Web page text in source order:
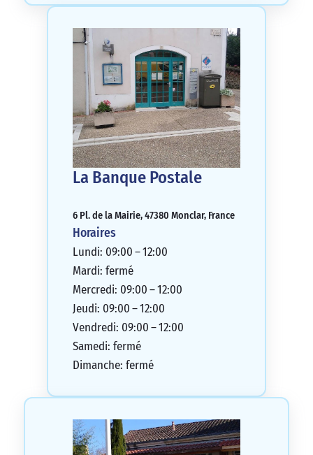
La Banque Postale
6 Pl. de la Mairie, 47380 Monclar, France
Horaires
Lundi: 09:00 – 12:00
Mardi: fermé
Mercredi: 09:00 – 12:00
Jeudi: 09:00 – 12:00
Vendredi: 09:00 – 12:00
Samedi: fermé
Dimanche: fermé